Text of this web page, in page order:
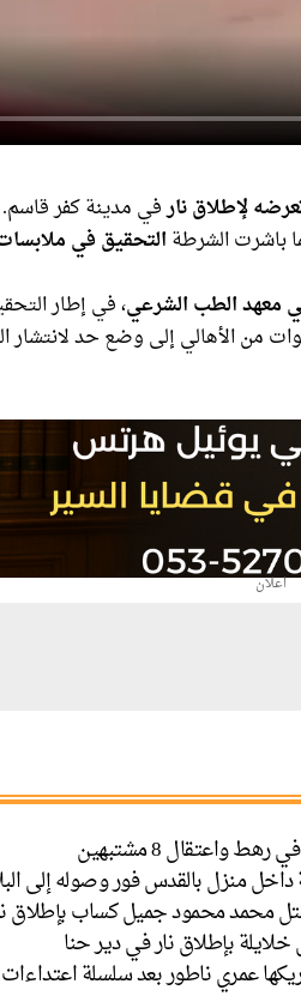
لإطلاق نارفي مدينة كفر قاسم.
باشرت الشرطة التحقيق في
معهد الطب الشرعي، في إطار
من الأهالي إلى وضع حد لانتشار
اعلان
منزل بالقدس فور وصوله إلى
محمد محمود جميل كساب بإطلاق
بإطلاق نار في دير حنا
عمري ناطور بعد سلسلة